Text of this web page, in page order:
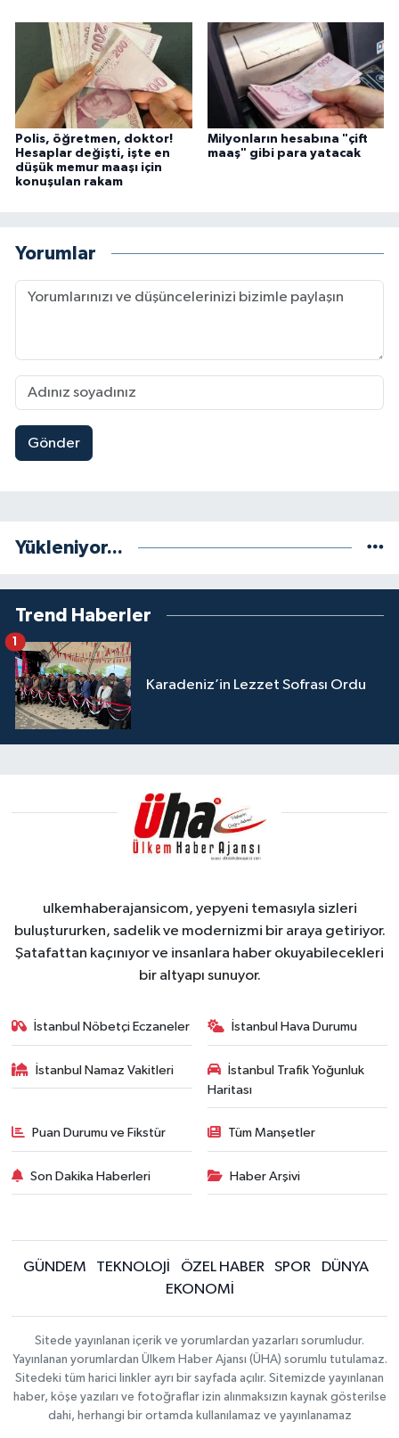
Polis, öğretmen, doktor!
Hesaplar değişti, işte en
düşük memur maaşı için
konuşulan rakam
Milyonların hesabına "çift
maaş" gibi para yatacak
Yorumlar
Gönder
Yükleniyor...
Trend Haberler
Karadeniz’in Lezzet Sofrası Ordu
1
ulkemhaberajansicom, yepyeni temasıyla sizleri
buluştururken, sadelik ve modernizmi bir araya getiriyor.
Şatafattan kaçınıyor ve insanlara haber okuyabilecekleri
bir altyapı sunuyor.
İstanbul Nöbetçi Eczaneler İstanbul Hava Durumu
İstanbul Namaz Vakitleri
İstanbul Trafik Yoğunluk
Haritası
Puan Durumu ve Fikstür Tüm Manşetler
Son Dakika Haberleri Haber Arşivi
GÜNDEM TEKNOLOJİ ÖZEL HABER SPOR
DÜNYA
EKONOMİ
Sitede yayınlanan içerik ve yorumlardan yazarları sorumludur.
Yayınlanan yorumlardan Ülkem Haber Ajansı (ÜHA) sorumlu tutulamaz.
Sitedeki tüm harici linkler ayrı bir sayfada açılır. Sitemizde yayınlanan
haber, köşe yazıları ve fotoğraflar izin alınmaksızın kaynak gösterilse
dahi, herhangi bir ortamda kullanılamaz ve yayınlanamaz